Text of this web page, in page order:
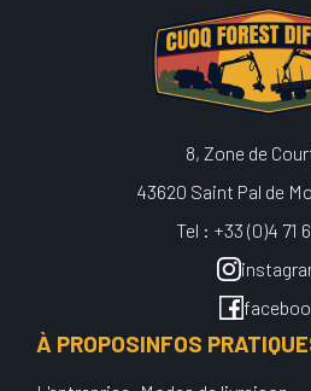
8, Zone de
43620 Saint Pal de
Tel : +33 (0)4 71
À PROPOSINFOS